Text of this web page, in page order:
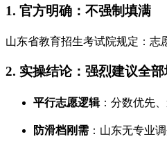
1. 官方明确： 不强制填满
山东省教育招生考试院规定：志
2. 实操结论： 强烈建议全部
平行志愿逻辑：分数优先
防滑档刚需 ：山东无专业